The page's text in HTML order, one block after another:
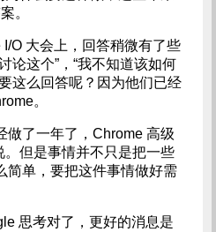
。
O 大会上，回答稍微有了些
论这个”，“我不知道该如何
这么回答呢？因为他们已经
。
做了一年了，Chrome 高级
但是事情并不只是把一些
简单，要把这件事情做好需
思考对了，更好的消息是